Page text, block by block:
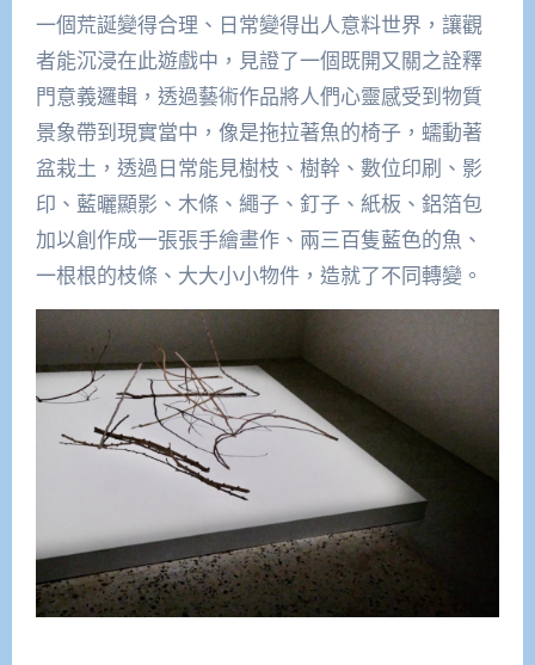
一個荒誕變得合理、日常變得出人意料世界，讓觀
者能沉浸在此遊戲中，見證了一個既開又關之詮釋
門意義邏輯，透過藝術作品將人們心靈感受到物質
景象帶到現實當中，像是拖拉著魚的椅子，蠕動著
盆栽土，透過日常能見樹枝、樹幹、數位印刷、影
印、藍曬顯影、木條、繩子、釘子、紙板、鋁箔包
加以創作成一張張手繪畫作、兩三百隻藍色的魚、
一根根的枝條、大大小小物件，造就了不同轉變。